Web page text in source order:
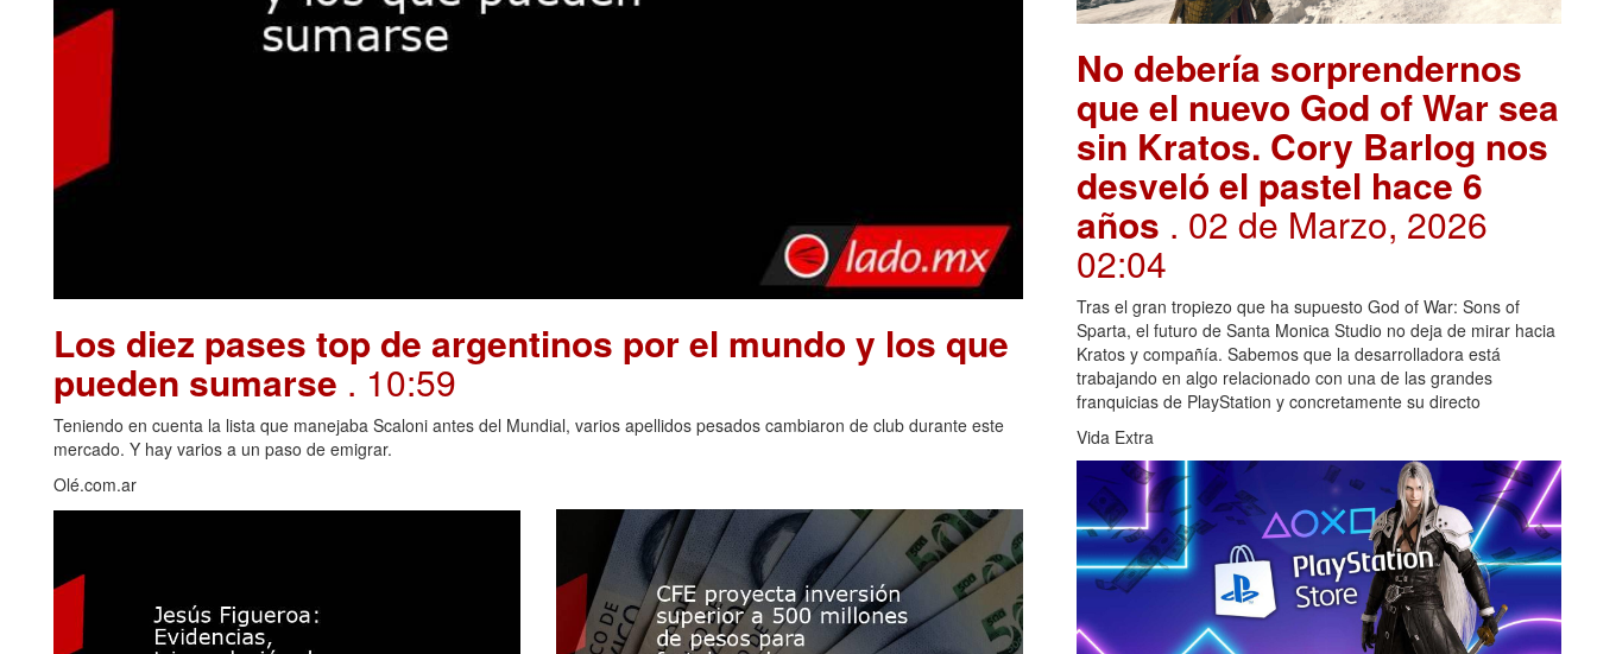
Los diez pases top de argentinos por el mundo y los que
pueden sumarse . 10:59
Teniendo en cuenta la lista que manejaba Scaloni antes del Mundial, varios apellidos pesados cambiaron de club durante este
mercado. Y hay varios a un paso de emigrar.
Olé.com.ar
No debería sorprendernos
que el nuevo God of War sea
sin Kratos. Cory Barlog nos
desveló el pastel hace 6
años . 02 de Marzo, 2026
02:04
Tras el gran tropiezo que ha supuesto God of War: Sons of
Sparta, el futuro de Santa Monica Studio no deja de mirar hacia
Kratos y compañía. Sabemos que la desarrolladora está
trabajando en algo relacionado con una de las grandes
franquicias de PlayStation y concretamente su directo
Vida Extra